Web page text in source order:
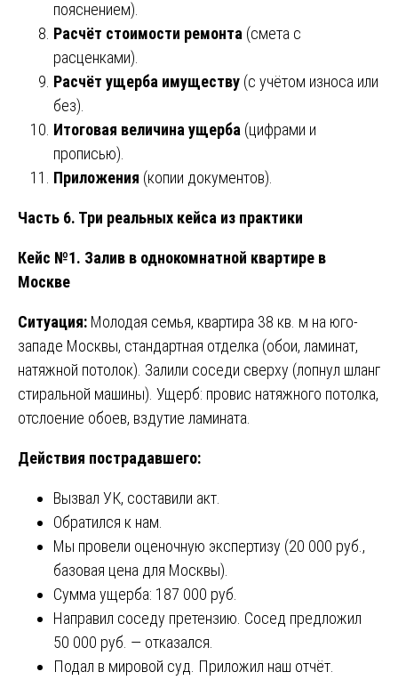
пояснением).
Расчёт стоимости ремонта (смета с
расценками).
Расчёт ущерба имуществу (с учётом износа или
без).
Итоговая величина ущерба (цифрами и
прописью).
Приложения (копии документов).
Часть 6. Три реальных кейса из практики
Кейс №1. Залив в однокомнатной квартире в
Москве
Ситуация: Молодая семья, квартира 38 кв. м на юго-
западе Москвы, стандартная отделка (обои, ламинат,
натяжной потолок). Залили соседи сверху (лопнул шланг
стиральной машины). Ущерб: провис натяжного потолка,
отслоение обоев, вздутие ламината.
Действия пострадавшего:
Вызвал УК, составили акт.
Обратился к нам.
Мы провели оценочную экспертизу (20 000 руб.,
базовая цена для Москвы).
Сумма ущерба: 187 000 руб.
Направил соседу претензию. Сосед предложил
50 000 руб. — отказался.
Подал в мировой суд. Приложил наш отчёт.